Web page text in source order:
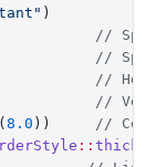
)
//
//
//
//
( 8.0 )) // Cell
:: thick